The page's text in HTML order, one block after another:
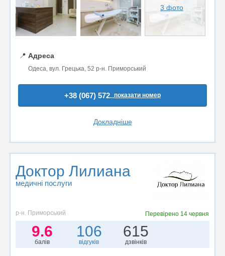
3 фото
📍 Адреса
Одеса, вул. Грецька, 52 р-н. Приморський
+38 (067) 572..показати номер
Докладніше
Доктор Лилиана
медичні послуги
р-н. Приморський Перевірено 14 червня
9.6
балів
106
відгуків
615
дзвінків